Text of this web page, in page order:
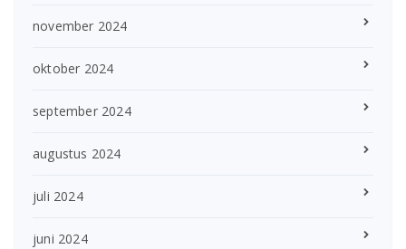
november 2024
oktober 2024
september 2024
augustus 2024
juli 2024
juni 2024